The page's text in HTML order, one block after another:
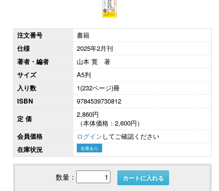
注文番号
書籍
仕様
2025年2月刊
著者・編者
山本 寛 著
サイズ
A5判
入り数
1(232ページ)冊
ISBN
9784539730812
定 価
2,860円
（本体価格：2,600円）
会員価格
ログインしてご確認ください
在庫状況
在庫あり
数量： カートに入れる